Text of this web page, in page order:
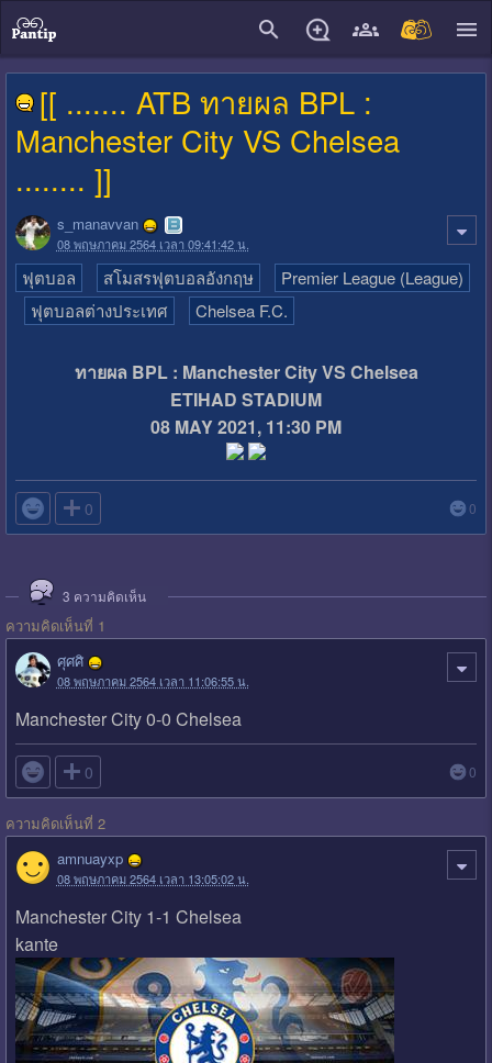
[[ ....... ATB ทายผล BPL :
Manchester City VS Chelsea
........ ]]
s_manavvan
08 พฤษภาคม 2564 เวลา 09:41:42 น.
ฟุตบอล สโมสรฟุตบอลอังกฤษ
Premier League (League)
ฟุตบอลต่างประเทศ
Chelsea F.C.
ทายผล BPL : Manchester City VS Chelsea
ETIHAD STADIUM
08 MAY 2021, 11:30 PM
 0 0
3 ความคิดเห็น
ความคิดเห็นที่ 1
ศุศศิ
08 พฤษภาคม 2564 เวลา 11:06:55 น.
Manchester City 0-0 Chelsea
 0 0
ความคิดเห็นที่ 2
amnuayxp
08 พฤษภาคม 2564 เวลา 13:05:02 น.
Manchester City 1-1 Chelsea
kante
close